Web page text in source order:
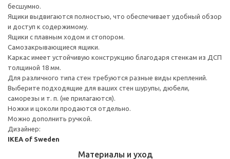
бесшумно.
Ящики выдвигаются полностью, что обеспечивает удобный обзор
и доступ к содержимому.
Ящики с плавным ходом и стопором.
Самозакрывающиеся ящики.
Каркас имеет устойчивую конструкцию благодаря стенкам из ДСП
толщиной 18 мм.
Для различного типа стен требуются разные виды креплений.
Выберите подходящие для ваших стен шурупы, дюбели,
саморезы и т. п. (не прилагаются).
Ножки и цоколи продаются отдельно.
Можно дополнить ручкой.
Дизайнер:
IKEA of Sweden
Материалы и уход